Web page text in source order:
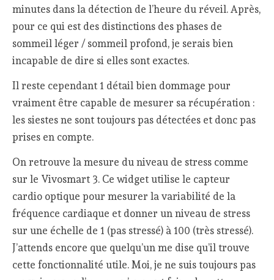
minutes dans la détection de l’heure du réveil. Après,
pour ce qui est des distinctions des phases de
sommeil léger / sommeil profond, je serais bien
incapable de dire si elles sont exactes.
Il reste cependant 1 détail bien dommage pour
vraiment être capable de mesurer sa récupération :
les siestes ne sont toujours pas détectées et donc pas
prises en compte.
On retrouve la mesure du niveau de stress comme
sur le Vivosmart 3. Ce widget utilise le capteur
cardio optique pour mesurer la variabilité de la
fréquence cardiaque et donner un niveau de stress
sur une échelle de 1 (pas stressé) à 100 (très stressé).
J’attends encore que quelqu’un me dise qu’il trouve
cette fonctionnalité utile. Moi, je ne suis toujours pas